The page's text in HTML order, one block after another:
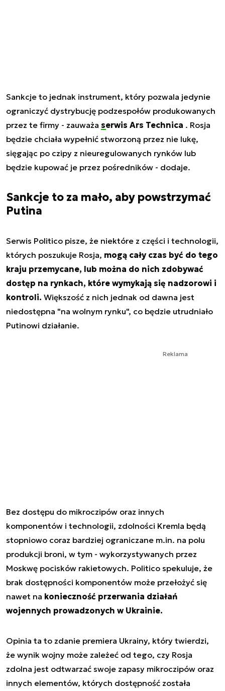
Sankcje to jednak instrument, który pozwala jedynie
ograniczyć dystrybucję podzespołów produkowanych
przez te firmy - zauważa serwis Ars Technica . Rosja
będzie chciała wypełnić stworzoną przez nie lukę,
sięgając po czipy z nieuregulowanych rynków lub
będzie kupować je przez pośredników - dodaje.
Sankcje to za mało, aby powstrzymać
Putina
Serwis Politico pisze, że niektóre z części i technologii,
których poszukuje Rosja, mogą cały czas być do tego
kraju przemycane, lub można do nich zdobywać
dostęp na rynkach, które wymykają się nadzorowi i
kontroli. Większość z nich jednak od dawna jest
niedostępna "na wolnym rynku", co będzie utrudniało
Putinowi działanie.
Reklama
Bez dostępu do mikroczipów oraz innych
komponentów i technologii, zdolności Kremla będą
stopniowo coraz bardziej ograniczane m.in. na polu
produkcji broni, w tym - wykorzystywanych przez
Moskwę pocisków rakietowych. Politico spekuluje, że
brak dostępności komponentów może przełożyć się
nawet na konieczność przerwania działań
wojennych prowadzonych w Ukrainie.
Opinia ta to zdanie premiera Ukrainy, który twierdzi,
że wynik wojny może zależeć od tego, czy Rosja
zdolna jest odtwarzać swoje zapasy mikroczipów oraz
innych elementów, których dostępność została